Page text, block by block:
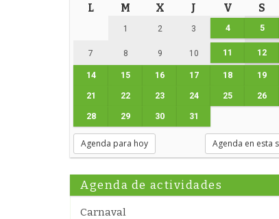
L M X J V S
1 2 3 4 5
7 8 9 10 11 12
14 15 16 17 18 19
21 22 23 24 25 26
28 29 30 31
Agenda para hoy Agenda en esta
Agenda de actividades
Carnaval